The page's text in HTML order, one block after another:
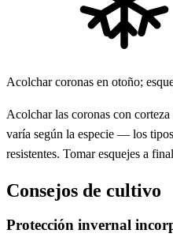
Acolchar coronas en otoño;
Acolchar las coronas con
varía según la especie — los
resistentes. Tomar esquejes a
Consejos de cultivo
Protección invernal